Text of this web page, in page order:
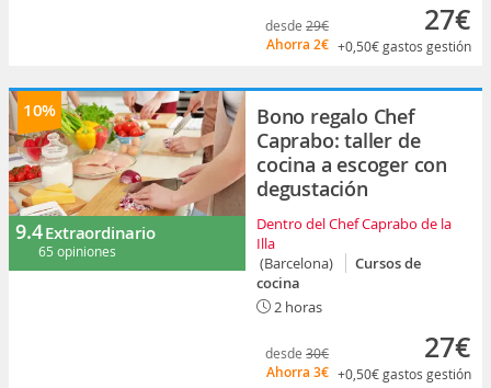
desde 29€
Ahorra 2€
27€
+0,50€gastos gestión
10%
9.4Extraordinario
65 opiniones
Bono regalo Chef
Caprabo: taller de
cocina a escoger con
degustación
Dentro del Chef Caprabo de la
Illa
(Barcelona)
Cursos de
cocina
2 horas
desde 30€
Ahorra 3€
27€
+0,50€gastos gestión